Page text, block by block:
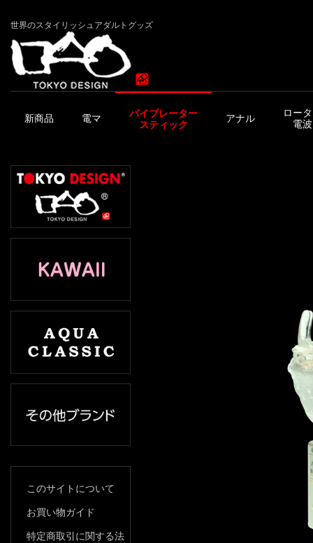
世界のスタイリッシュアダルトグッズ
新商品 電マ
バイブレーター
スティック
アナル
ロー
電波
このサイトについて
お買い物ガイド
特定商取引に関する法